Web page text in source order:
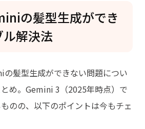
の髪型生成ができ
解決法
の髪型生成ができない問題につい
め。Gemini 3（2025年時点）で
のの、以下のポイントは今もチェ